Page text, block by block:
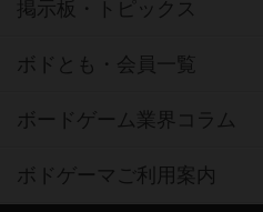
掲示板・トピックス
ボドとも・会員一覧
ボードゲーム業界コラム
ボドゲーマご利用案内